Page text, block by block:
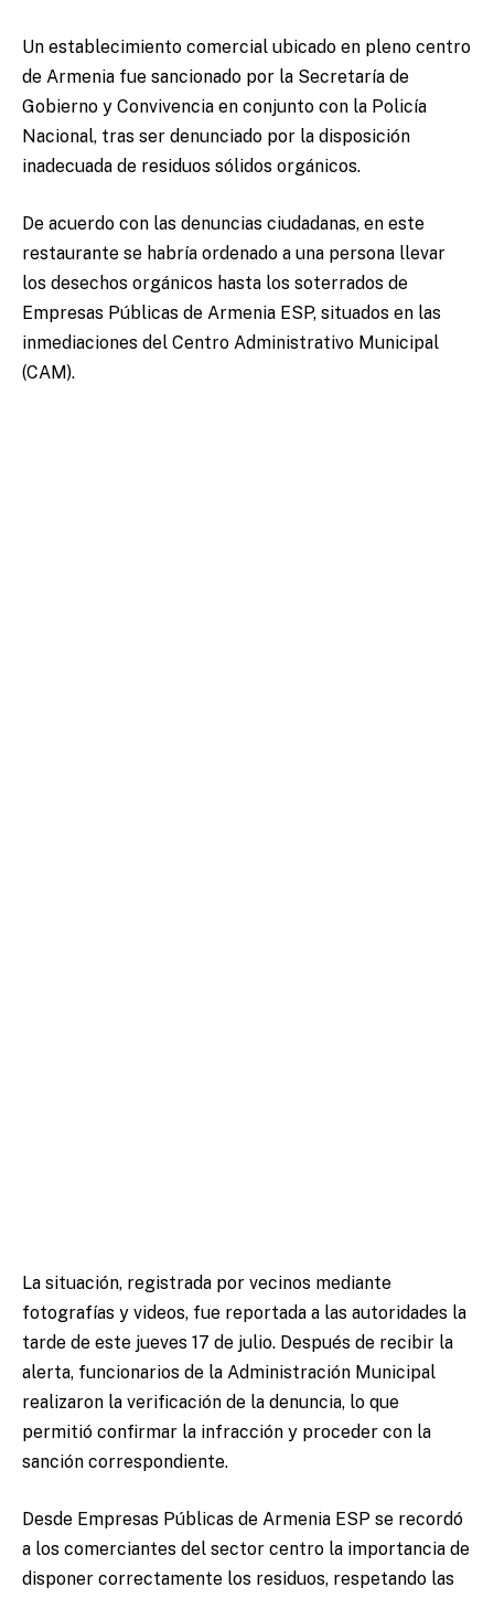
Un establecimiento comercial ubicado en pleno centro
de Armenia fue sancionado por la Secretaría de
Gobierno y Convivencia en conjunto con la Policía
Nacional, tras ser denunciado por la disposición
inadecuada de residuos sólidos orgánicos.
De acuerdo con las denuncias ciudadanas, en este
restaurante se habría ordenado a una persona llevar
los desechos orgánicos hasta los soterrados de
Empresas Públicas de Armenia ESP, situados en las
inmediaciones del Centro Administrativo Municipal
(CAM).
La situación, registrada por vecinos mediante
fotografías y videos, fue reportada a las autoridades la
tarde de este jueves 17 de julio. Después de recibir la
alerta, funcionarios de la Administración Municipal
realizaron la verificación de la denuncia, lo que
permitió confirmar la infracción y proceder con la
sanción correspondiente.
Desde Empresas Públicas de Armenia ESP se recordó
a los comerciantes del sector centro la importancia de
disponer correctamente los residuos, respetando las